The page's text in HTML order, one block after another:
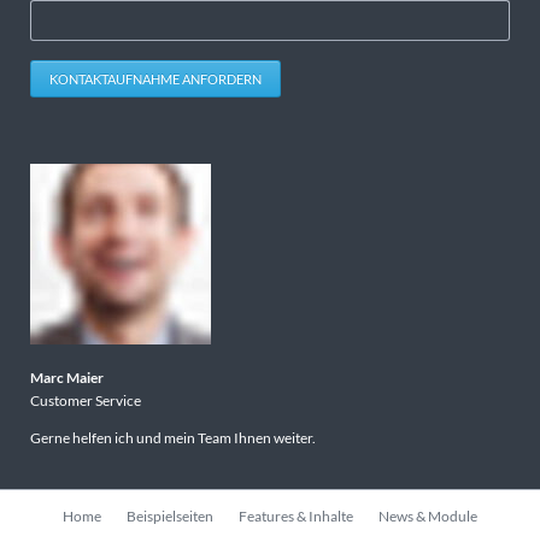
KONTAKTAUFNAHME ANFORDERN
Marc Maier
Customer Service
Gerne helfen ich und mein Team Ihnen weiter.
Navigation
Home Beispielseiten Features & Inhalte News & Module